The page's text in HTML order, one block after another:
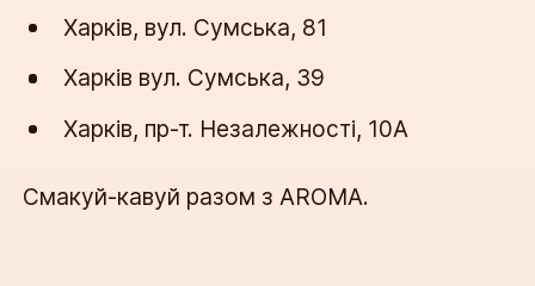
Харків, вул. Сумська, 81
Харків вул. Сумська, 39
Харків, пр-т. Незалежності, 10А
Смакуй-кавуй разом з AROMA.